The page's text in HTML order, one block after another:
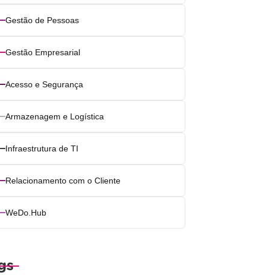
Gestão de Pessoas
Gestão Empresarial
Acesso e Segurança
Armazenagem e Logística
Infraestrutura de TI
Relacionamento com o Cliente
WeDo.Hub